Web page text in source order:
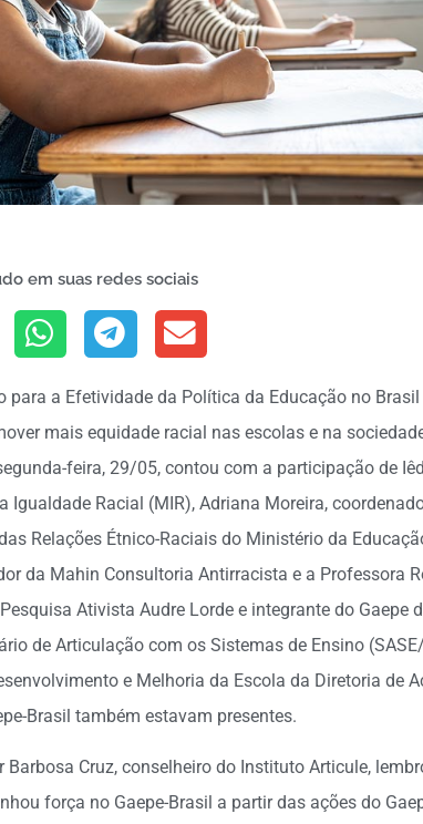
em suas redes sociais
para a Efetividade da Política da Educação no
mais equidade racial nas escolas e na
feira, 29/05, contou com a participação de
Igualdade Racial (MIR), Adriana Moreira,
Relações Étnico-Raciais do Ministério da
da Mahin Consultoria Antirracista e a Professora
Ativista Audre Lorde e integrante do Gaepe
de Articulação com os Sistemas de Ensino
e Melhoria da Escola da Diretoria de
Brasil também estavam presentes.
Barbosa Cruz, conselheiro do Instituto Articule,
força no Gaepe-Brasil a partir das ações do